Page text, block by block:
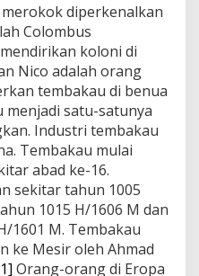
diperkenalkan
Colombus
koloni di
Nico adalah orang
tembakau di benua
menjadi satu-satunya
Industri tembakau
Tembakau mulai
abad ke-16.
sekitar tahun 1005
1015 H/1606 M dan
1601 M. Tembakau
ke Mesir oleh Ahmad
Orang-orang di Eropa